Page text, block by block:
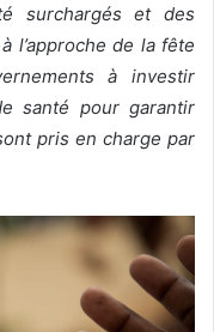
surchargés et des
l’approche de la fête
à investir
santé pour garantir
pris en charge par